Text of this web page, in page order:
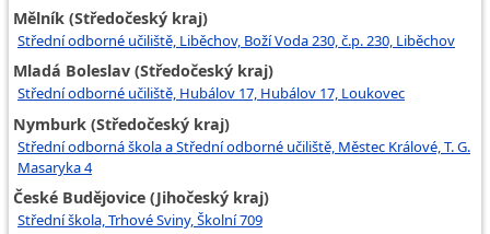
Mělník (Středočeský kraj)
Střední odborné učiliště, Liběchov, Boží Voda 230, č.p. 230, Liběchov
Mladá Boleslav (Středočeský kraj)
Střední odborné učiliště, Hubálov 17, Hubálov 17, Loukovec
Nymburk (Středočeský kraj)
Střední odborná škola a Střední odborné učiliště, Městec Králové, T. G.
Masaryka 4
České Budějovice (Jihočeský kraj)
Střední škola, Trhové Sviny, Školní 709